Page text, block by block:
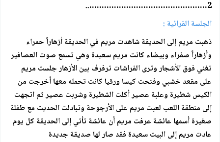
2…………………………………………..
الجلسة القرائية :
ذهبت مريم إلى الحديقة شاهدت مريم في الحديقة أزهاراً حمراء
وأزهاراً صفراء وبيضاء كانت مريم سعيدة وهي تسمع صوت العصافير
تغني فوق الأشجار وترى الفراشات ترفرف بين الأزهار جلست مريم
على مقعد خشبي وفتحت كيسا ورقيا كانت تحمله معها أخرجت من
الكيس شطيرة وعلبة عصير أكلت الشطيرة وشربت عصير ثم اتجهت
إلى منطقة اللعب لعبت مريم على الأرجوحة وتبادلت الحديث مع طفلة
صغيرة أسمها عائشة عرفت مريم أن عائشة تأتي إلى الحديقة كل يوم
عادت مريم إلى البيت سعيدة فقد صار لها صديقة جديدة